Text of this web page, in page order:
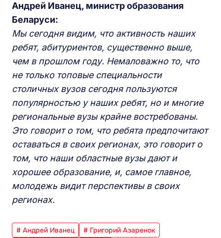
Андрей Иванец, министр образования
Беларуси:
Мы сегодня видим, что активность наших
ребят, абитуриентов, существенно выше,
чем в прошлом году. Немаловажно то, что
не только топовые специальности
столичных вузов сегодня пользуются
популярностью у наших ребят, но и многие
региональные вузы крайне востребованы.
Это говорит о том, что ребята предпочитают
оставаться в своих регионах, это говорит о
том, что наши областные вузы дают и
хорошее образование, и, самое главное,
молодежь видит перспективы в своих
регионах.
# Андрей Иванец # Григорий Азаренок